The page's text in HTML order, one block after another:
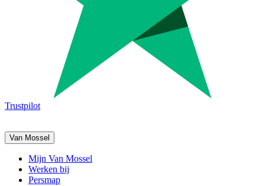
Trustpilot
Van Mossel
Mijn Van Mossel
Werken bij
Persmap